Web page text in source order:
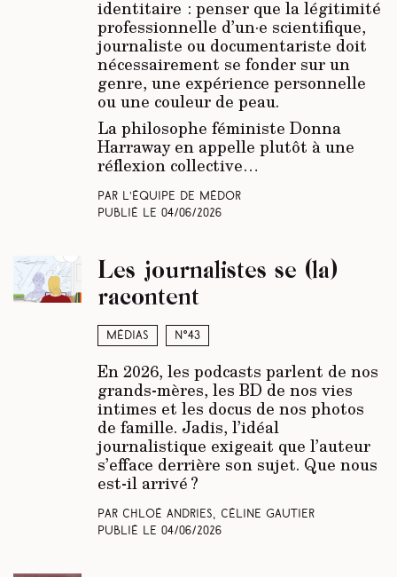
identitaire : penser que la légitimité
professionnelle d’un·e scientifique,
journaliste ou documentariste doit
nécessairement se fonder sur un
genre, une expérience personnelle
ou une couleur de peau.
La philosophe féministe Donna
Harraway en appelle plutôt à une
réflexion collective…
Par L’équipe de Médor
Publié le 04/06/2026
Médias N°43
Les journalistes se (la)
racontent
En 2026, les podcasts parlent de nos
grands-mères, les BD de nos vies
intimes et les docus de nos photos
de famille. Jadis, l’idéal
journalistique exigeait que l’auteur
s’efface derrière son sujet. Que nous
est-il arrivé ?
Par Chloé Andries, Céline Gautier
Publié le 04/06/2026